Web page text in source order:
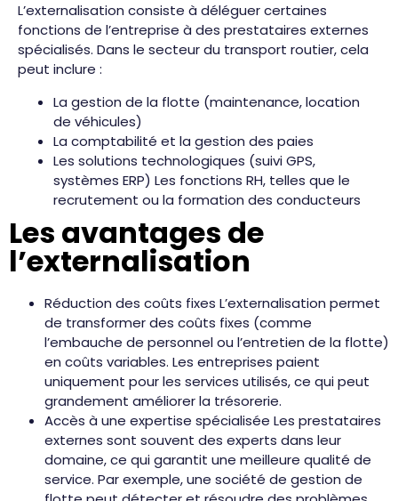
L’externalisation consiste à déléguer certaines
fonctions de l’entreprise à des prestataires externes
spécialisés. Dans le secteur du transport routier, cela
peut inclure :
La gestion de la flotte (maintenance, location
de véhicules)
La comptabilité et la gestion des paies
Les solutions technologiques (suivi GPS,
systèmes ERP) Les fonctions RH, telles que le
recrutement ou la formation des conducteurs
Les avantages de
l’externalisation
Réduction des coûts fixes L’externalisation permet
de transformer des coûts fixes (comme
l’embauche de personnel ou l’entretien de la flotte)
en coûts variables. Les entreprises paient
uniquement pour les services utilisés, ce qui peut
grandement améliorer la trésorerie.
Accès à une expertise spécialisée Les prestataires
externes sont souvent des experts dans leur
domaine, ce qui garantit une meilleure qualité de
service. Par exemple, une société de gestion de